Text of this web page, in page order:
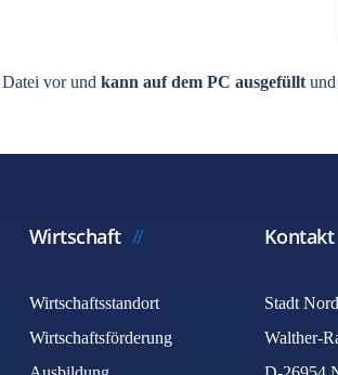
vor und kann auf dem PC ausgefüllt
Wirtschaft
Wirtschaftsstandort
Wirtschaftsförderung
Kontakt
Stadt
Walther-